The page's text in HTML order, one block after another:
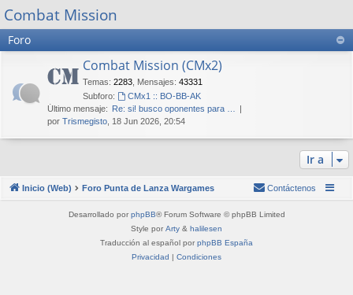
pi
do
r
Combat Mission
Foro
Combat Mission (CMx2)
Temas: 2283 Mensajes: 43331
Subforo:
CMx1 :: BO-BB-AK
Último mensaje: Re: si! busco oponentes para …
por Trismegisto , 18 Jun 2026, 20:54
Ir a
Inicio (Web) Foro Punta de Lanza Wargames Contáctenos
Desarrollado por phpBB® Forum Software © phpBB Limited
Style por Arty & halilesen
Traducción al español por phpBB España
Privacidad | Condiciones